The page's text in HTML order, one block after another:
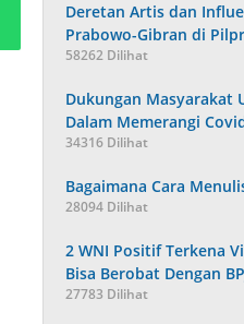
Deretan Artis dan
Prabowo-Gibran di
58262 Dilihat
Dukungan Masyarakat
Dalam Memerangi
34316 Dilihat
Bagaimana Cara
28094 Dilihat
2 WNI Positif Terkena
Bisa Berobat Dengan
27783 Dilihat